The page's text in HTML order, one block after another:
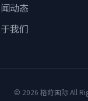
动态
我们
© 2026 格莳国际 All